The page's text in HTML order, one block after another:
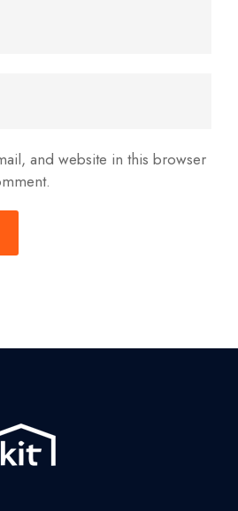
and website in this browser